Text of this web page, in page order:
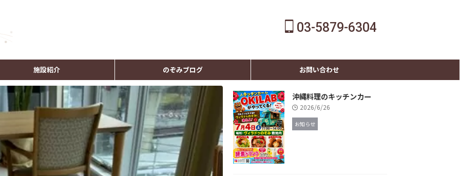
03-5879-6304
施設紹介 のぞみブログ お問い合わせ
沖縄料理のキッチンカー
2026/6/26
お知らせ